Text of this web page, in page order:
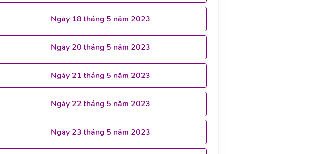
Ngày 18 tháng 5 năm 2023
Ngày 20 tháng 5 năm 2023
Ngày 21 tháng 5 năm 2023
Ngày 22 tháng 5 năm 2023
Ngày 23 tháng 5 năm 2023